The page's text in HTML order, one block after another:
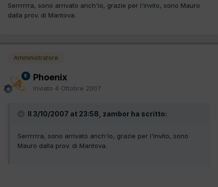
Serrrrrra, sono arrivato anch'io, grazie per l'invito, sono Mauro
dalla prov. di Mantova.
Amministratore
Phoenix
Inviato 4 Ottobre 2007
Il 3/10/2007 at 23:58, zambor ha scritto:
Serrrrrra, sono arrivato anch'io, grazie per l'invito, sono
Mauro dalla prov. di Mantova.